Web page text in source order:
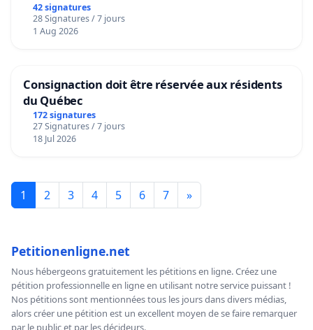
42 signatures
28 Signatures / 7 jours
1 Aug 2026
Consignaction doit être réservée aux résidents
du Québec
172 signatures
27 Signatures / 7 jours
18 Jul 2026
1 2 3 4 5 6 7 »
Petitionenligne.net
Nous hébergeons gratuitement les pétitions en ligne. Créez une
pétition professionnelle en ligne en utilisant notre service puissant !
Nos pétitions sont mentionnées tous les jours dans divers médias,
alors créer une pétition est un excellent moyen de se faire remarquer
par le public et par les décideurs.